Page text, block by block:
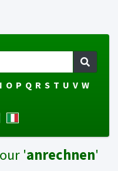
O P Q R S T U V W
'anrechnen'